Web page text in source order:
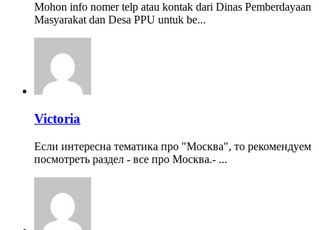
Mohon info nomer telp atau kontak dari Dinas Pemberdayaan
Masyarakat dan Desa PPU untuk be...
Victoria
Если интересна тематика про "Москва", то рекомендуем
посмотреть раздел - все про Москва.- ...